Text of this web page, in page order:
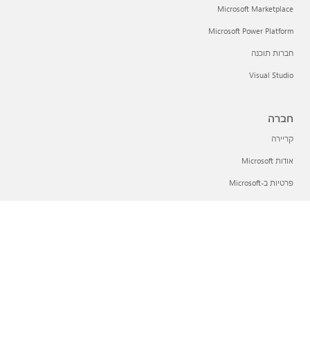
Microsoft Marketplace
Microsoft Power Platform
חברות תוכנה
Visual Studio
חברה
קריירה
אודות Microsoft
פרטיות ב-Microsoft